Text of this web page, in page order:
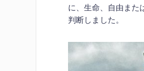
に、生命、自由また
判断しました。